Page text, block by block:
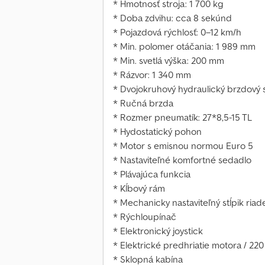
* Hmotnosť stroja: 1 700 kg
* Doba zdvihu: cca 8 sekúnd
* Pojazdová rýchlosť: 0–12 km/h
* Min. polomer otáčania: 1 989 mm
* Min. svetlá výška: 200 mm
* Rázvor: 1 340 mm
* Dvojokruhový hydraulický brzdový
* Ručná brzda
* Rozmer pneumatík: 27*8,5-15 TL
* Hydostatický pohon
* Motor s emisnou normou Euro 5
* Nastaviteľné komfortné sedadlo
* Plávajúca funkcia
* Kĺbový rám
* Mechanicky nastaviteľný stĺpik
* Rýchloupínač
* Elektronický joystick
* Elektrické predhriatie motora / 220
* Sklopná kabína